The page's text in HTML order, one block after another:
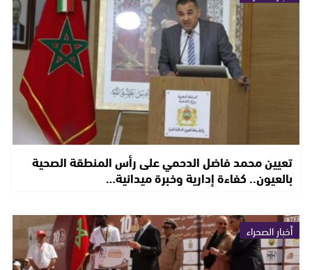
تعيين محمد فاضل الدحمي على رأس المنطقة الصحية
بالعيون.. كفاءة إدارية وخبرة ميدانية…
أخبار الصحراء